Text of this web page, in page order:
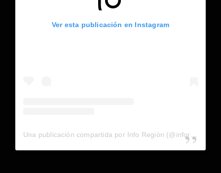
Ver esta publicación en Instagram
Una publicación compartida por Info Región (@inforegion_redes)